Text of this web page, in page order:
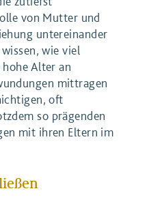
von Mutter und
untereinander
wie viel
Alter an
mittragen
oft
so prägenden
mit ihren Eltern im